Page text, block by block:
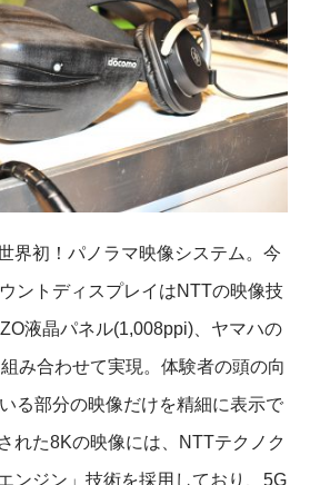
界初！パノラマ映像システム。今
ントディスプレイはNTTの映像技
液晶パネル(1,008ppi)、ヤマハの
み合わせて実現。体験者の頭の向
る部分の映像だけを精細に表示で
れた8Kの映像には、NTTテクノク
ンジン」技術を採用しており、5G